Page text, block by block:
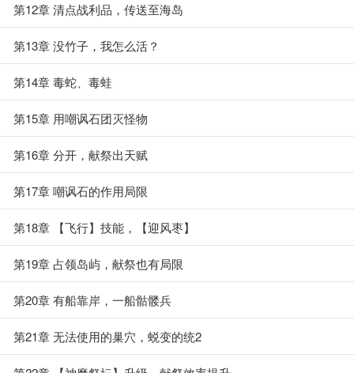
第12章 清点战利品，传送至海岛
第13章 没竹子，我怎么活？
第14章 毒蛇、毒蛙
第15章 用嘲讽石团灭怪物
第16章 分开，献祭出天赋
第17章 嘲讽石的作用局限
第18章 【飞行】技能，【迎风枣】
第19章 占领岛屿，献祭也有局限
第20章 有船靠岸，一船骷髅兵
第21章 无法使用的巢穴，蜕变的统2